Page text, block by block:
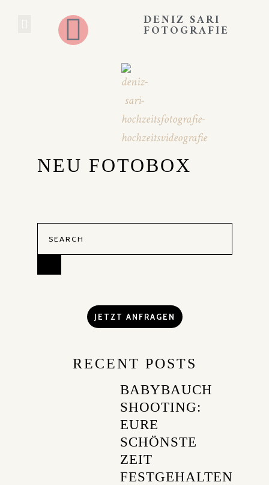
DENIZ SARI
FOTOGRAFIE
NEU FOTOBOX
JETZT ANFRAGEN
RECENT POSTS
BABYBAUCH
SHOOTING:
EURE
SCHÖNSTE
ZEIT
FESTGEHALTEN